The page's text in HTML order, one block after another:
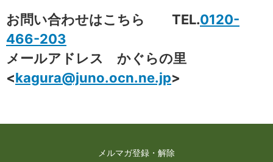
お問い合わせはこちら TEL.0120-
466-203
メールアドレス かぐらの里
<kagura@juno.ocn.ne.jp>
メルマガ登録・解除